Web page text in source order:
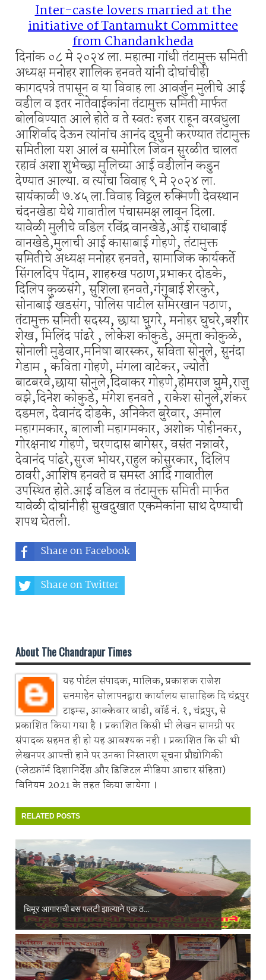
Inter-caste lovers married at the
initiative of Tantamukt Committee
from Chandankheda
दिनांक ०८ मे २०२४ ला. महात्मा गांधी तंटामुक्त समिती
अध्यक्ष मनोहर शालिक हनवते यांनी दोघांचीही
कागदपत्रे तपासून व या विवाह ला आवर्जुन मुलीचे आई
वडील व इतर नातेवाईकांना तंटामुक्त समिती मार्फत
बोलविण्यात आले होते व ते स्वतः हजर राहून वरवधुला
आशिर्वाद देऊन त्यांनांच आनंद दृघुनी करण्यात तंटामुक्त
समितीला यश आलं व समोरिल जिवन सुरळीत चालत
रहावं अशा शुभेच्छा मुलिच्या आई वडीलांन कडुन
देण्यात आल्या. व त्यांचा विवाह ९ मे २०२४ ला.
सायंकाळी ७.४५ ला.विवाह विठ्ठल रुक्मिणी देवस्थान
चंदनखेडा येथे गावातील पंचासमक्ष लावून दिला.
यावेळी मुलीचे वडिल रविंद्र वानखेडे,आई राधाबाई
वानखेडे,मुलाची आई कासाबाई गोहणे, तंटामुक्त
समितीचे अध्यक्ष मनोहर हनवते, सामाजिक कार्यकर्ते
सिंगलदिप पेंदाम, शाहरुख पठाण,प्रभाकर दोडके,
दिलिप कुळसंगे, सुशिला हनवते,गंगुबाई शेरकुरे,
सोनाबाई खडसंग, पोलिस पाटील समिरखान पठाण,
तंटामुक्त समिती सदस्य, छाया घुगरे, मनोहर घुघरे,बशीर
शेख, मिलिंद पांढरे , लोकेश कोकुडे, अमृता कोकुळे,
सोनाली मुडेवार,मनिषा बारस्कर, सविता सोनुले, सुनंदा
गेडाम , कविता गोहणे, मंगला वाटेकर, ज्योती
बाटबरवे,छाया सोनुले,दिवाकर गोहणे,होमराज घुमे,राजु
वझे,दिनेश कोकुडे, मंगेश हनवते , राकेश सोनुले,शंकर
दडमल, देवानंद दोडके, अनिकेत बुरेवार, अमोल
महागमकार, बालाजी महागमकार, अशोक पोहीनकर,
गोरक्षनाथ गोहणे, चरणदास बागेसर, वसंत नन्नावरे,
देवानंद पांढरे,सुरज भोयर,राहुल कोसुरकार, दिलिप
ठावरी,आशिष हनवते व समस्त आदि गावातील
उपस्थित होते.आई वडिल व तंटामुक्त समिती मार्फत
यावेळी दोघांनीही ‌सुखदुखात एकमेकांना साथ देण्याची
शपथ घेतली.
Share on Facebook
Share on Twitter
About The Chandrapur Times
यह पोर्टल संपादक, मालिक, प्रकाशक राजेश
सनमाहेन सोलापनद्वारा कार्यालय साप्ताहिक दि चंद्रपुर
टाइम्स, आक्केवार वाडी, वॉर्ड नं. १, चंद्रपुर, से
प्रकाशित किया गया है । प्रकाशित किसी भी लेखन सामग्री पर
संपादक सहमत ही हो यह आवश्यक नही । प्रकाशित कि सी भी
लेखनपर आपत्ती हाने पर उनका निस्तारण सूचना प्रौद्योगिकी
(प्लेटफ़ॉर्म दिशानिर्देश और डिजिटल मीडिया आचार संहिता)
विनियम 2021 के तहत किया जायेगा ।
RELATED POSTS
चिमूर आगाराची बस पलटी झाल्याने एक ठ...